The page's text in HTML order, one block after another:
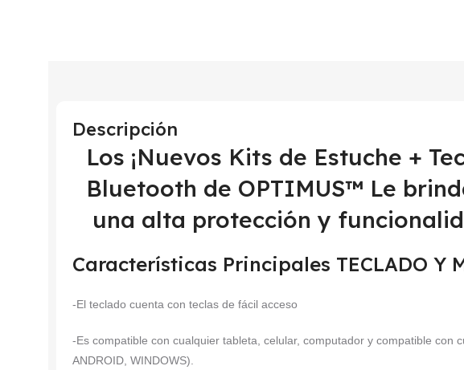
Descripción
Los ¡Nuevos Kits de Estuche +
Bluetooth de OPTIMUS™ Le
una alta protección y
Características Principales TECLADO Y
-El teclado cuenta con teclas de fácil acceso
-Es compatible con cualquier tableta, celular, computador y compatible con
ANDROID, WINDOWS).